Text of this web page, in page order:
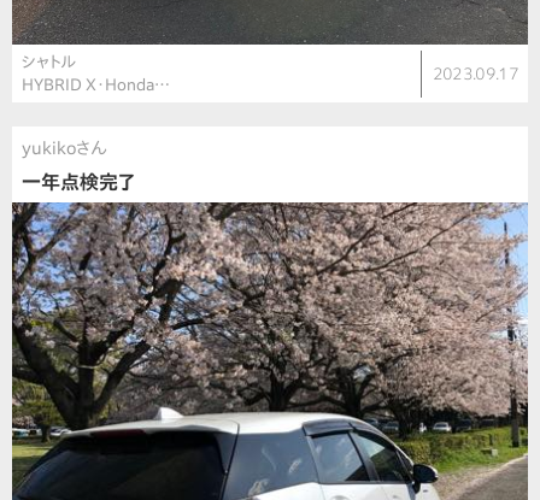
シャトル
HYBRID X・Honda…
2023.09.17
yukikoさん
一年点検完了